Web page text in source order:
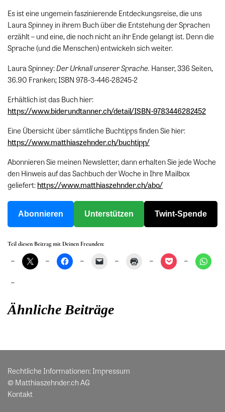
Es ist eine ungemein faszinierende Entdeckungsreise, die uns
Laura Spinney in ihrem Buch über die Entstehung der Sprachen
erzählt – und eine, die noch nicht an ihr Ende gelangt ist. Denn die
Sprache (und die Menschen) entwickeln sich weiter.
Laura Spinney:Der Urknall unserer Sprache. Hanser, 336 Seiten,
36.90 Franken; ISBN 978-3-446-28245-2
Erhältlich ist das Buch hier:
https://www.biderundtanner.ch/detail/ISBN-9783446282452
Eine Übersicht über sämtliche Buchtipps finden Sie hier:
https://www.matthiaszehnder.ch/buchtipp/
Abonnieren Sie meinen Newsletter, dann erhalten Sie jede Woche
den Hinweis auf das Sachbuch der Woche in Ihre Mailbox
geliefert: https://www.matthiaszehnder.ch/abo/
Abonnieren Unterstützen Twint-Spende
Teil diesen Beitrag mit Deinen Freunden:
Ähnliche Beiträge
Rechtliche Informationen: Impressum
© Matthiaszehnder.ch AG
Kontakt